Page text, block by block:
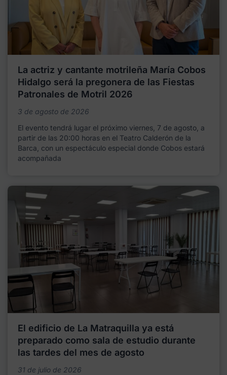
La actriz y cantante motrileña María Cobos
Hidalgo será la pregonera de las Fiestas
Patronales de Motril 2026
3 de agosto de 2026
El evento tendrá lugar el próximo viernes, 7 de agosto, a
partir de las 20:00 horas en el Teatro Calderón de la
Barca, con un espectáculo especial donde Cobos estará
acompañada
El edificio de La Matraquilla ya está
preparado como sala de estudio durante
las tardes del mes de agosto
31 de julio de 2026